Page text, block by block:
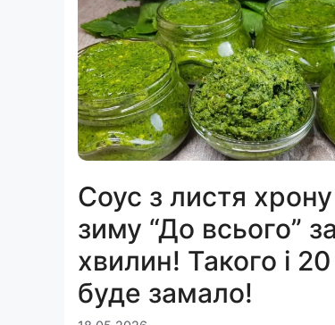
Соус з листя
зиму “До всього”
хвилин! Такого і
буде замало!